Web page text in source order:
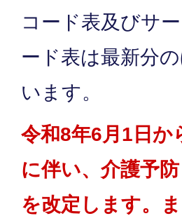
コード表及びサ
ード表は最新分
います。
令和8年6月1日か
に伴い、介護予
を改定します。